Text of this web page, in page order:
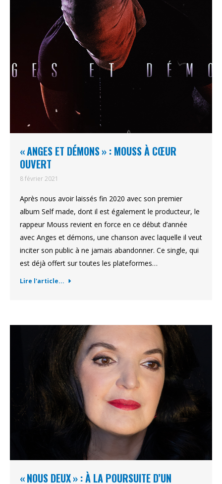
« ANGES ET DÉMONS » : MOUSS À CŒUR
OUVERT
8 février 2021
Après nous avoir laissés fin 2020 avec son premier
album Self made, dont il est également le producteur, le
rappeur Mouss revient en force en ce début d’année
avec Anges et démons, une chanson avec laquelle il veut
inciter son public à ne jamais abandonner. Ce single, qui
est déjà offert sur toutes les plateformes…
Lire l'article...
« NOUS DEUX » : À LA POURSUITE D’UN